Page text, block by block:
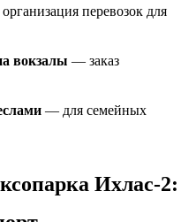
перевозок для
вокзалы — заказ
— для семейных
Ихлас-2: